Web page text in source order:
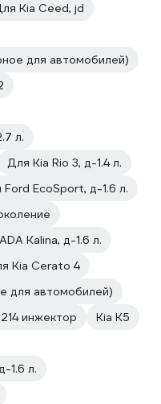
Kia Ceed, jd
для автомобилей)
л.
Для Kia Rio 3, д-1.4 л.
EcoSport, д-1.6 л.
Kalina, д-1.6 л.
Kia Cerato 4
для автомобилей)
инжектор
Kia K5
1.6 л.